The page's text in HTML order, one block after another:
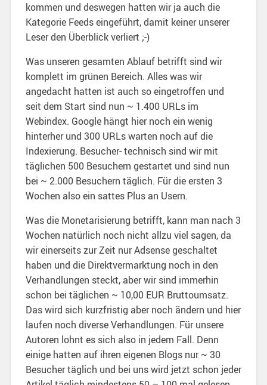
kommen und deswegen hatten wir ja auch die
Kategorie Feeds eingeführt, damit keiner unserer
Leser den Überblick verliert ;-)
Was unseren gesamten Ablauf betrifft sind wir
komplett im grünen Bereich. Alles was wir
angedacht hatten ist auch so eingetroffen und
seit dem Start sind nun ~ 1.400 URLs im
Webindex. Google hängt hier noch ein wenig
hinterher und 300 URLs warten noch auf die
Indexierung. Besucher- technisch sind wir mit
täglichen 500 Besuchern gestartet und sind nun
bei ~ 2.000 Besuchern täglich. Für die ersten 3
Wochen also ein sattes Plus an Usern.
Was die Monetarisierung betrifft, kann man nach 3
Wochen natürlich noch nicht allzu viel sagen, da
wir einerseits zur Zeit nur Adsense geschaltet
haben und die Direktvermarktung noch in den
Verhandlungen steckt, aber wir sind immerhin
schon bei täglichen ~ 10,00 EUR Bruttoumsatz.
Das wird sich kurzfristig aber noch ändern und hier
laufen noch diverse Verhandlungen. Für unsere
Autoren lohnt es sich also in jedem Fall. Denn
einige hatten auf ihren eigenen Blogs nur ~ 30
Besucher täglich und bei uns wird jetzt schon jeder